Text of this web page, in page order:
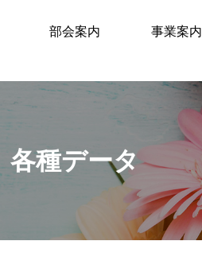
部会案内 事業案内
各種データ